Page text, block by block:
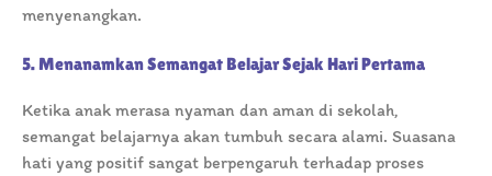
menyenangkan.
5. Menanamkan Semangat Belajar Sejak Hari Pertama
Ketika anak merasa nyaman dan aman di sekolah,
semangat belajarnya akan tumbuh secara alami. Suasana
hati yang positif sangat berpengaruh terhadap proses